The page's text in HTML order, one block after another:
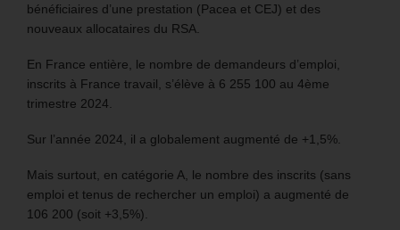
bénéficiaires d’une prestation (Pacea et CEJ) et des
nouveaux allocataires du RSA.
En France entière, le nombre de demandeurs d’emploi,
inscrits à France travail, s’élève à 6 255 100 au 4ème
trimestre 2024.
Sur l’année 2024, il a globalement augmenté de +1,5%.
Mais surtout, en catégorie A, le nombre des inscrits (sans
emploi et tenus de rechercher un emploi) a augmenté de
106 200 (soit +3,5%).